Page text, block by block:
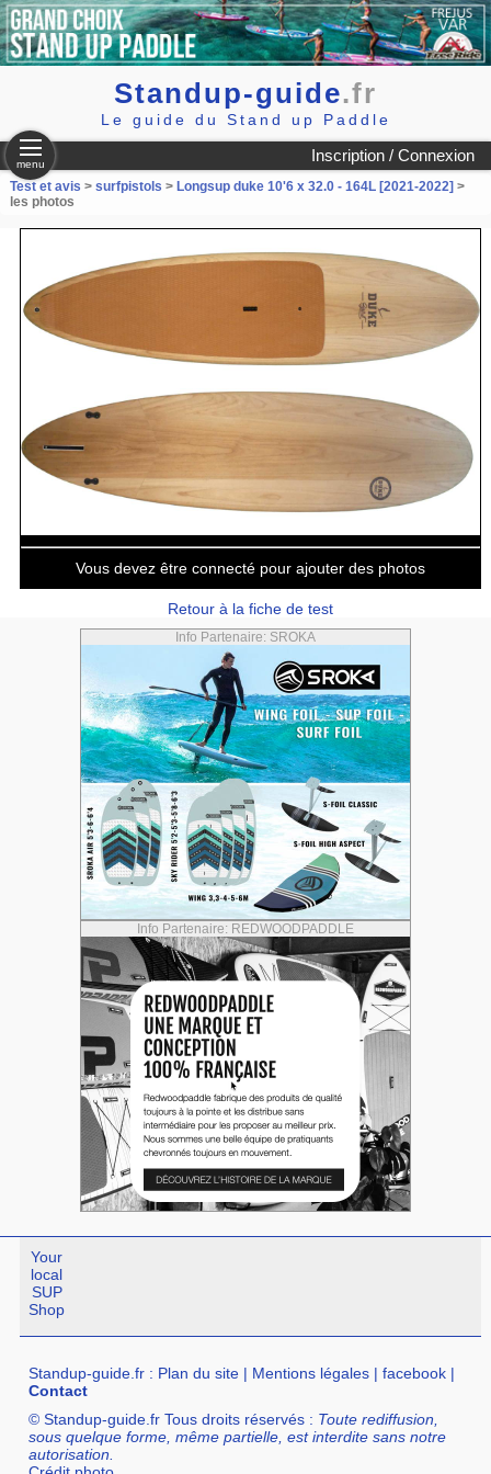
Standup-guide.fr
Le guide du Stand up Paddle
Inscription / Connexion
menu
Test et avis > surfpistols > Longsup duke 10'6 x 32.0 - 164L [2021-2022] >
les photos
Vous devez être connecté pour ajouter des photos
Retour à la fiche de test
Info Partenaire: SROKA
Info Partenaire: REDWOODPADDLE
Your
local
SUP
Shop
Standup-guide.fr : Plan du site | Mentions légales |facebook |
Contact
© Standup-guide.fr Tous droits réservés : Toute rediffusion,
sous quelque forme, même partielle, est interdite sans notre
autorisation.